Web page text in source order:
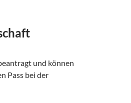
und können
Pass bei der